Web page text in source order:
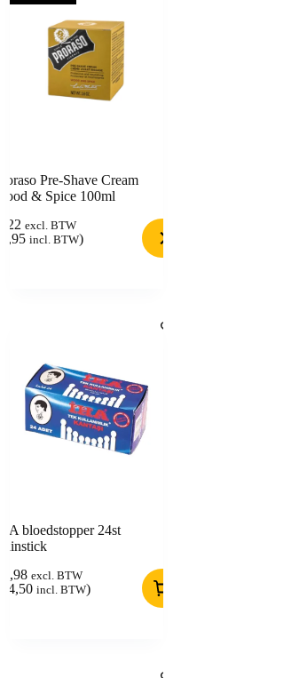
Proraso Pre-Shave Cream
Wood & Spice 100ml
8,22 excl. BTW
9,95 incl. BTW)
IHA bloedstopper 24st
aluinstick
11,98 excl. BTW
14,50 incl. BTW)